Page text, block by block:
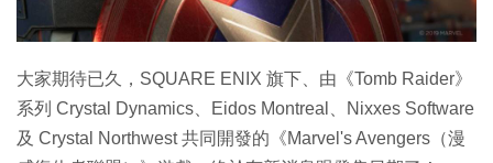
大家期待已久，SQUARE ENIX 旗下、由《Tomb Raider》
系列 Crystal Dynamics、Eidos Montreal、Nixxes Software
及 Crystal Northwest 共同開發的《Marvel's Avengers（漫